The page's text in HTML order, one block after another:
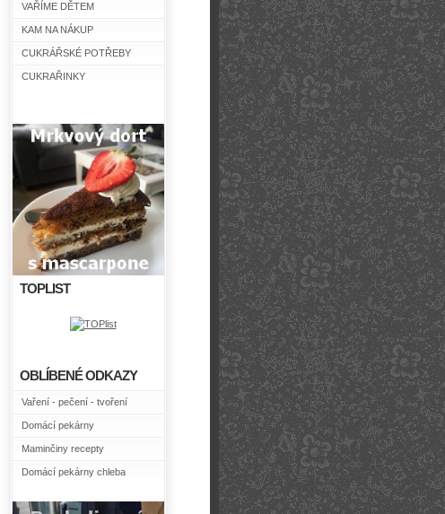
VAŘÍME DĚTEM
KAM NA NÁKUP
CUKRÁŘSKÉ POTŘEBY
CUKRAŘINKY
TOPLIST
OBLÍBENÉ ODKAZY
Vaření - pečení - tvoření
Domácí pekárny
Maminčiny recepty
Domácí pekárny chleba